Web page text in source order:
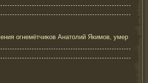
огнемётчиков Анатолий Якимов, умер